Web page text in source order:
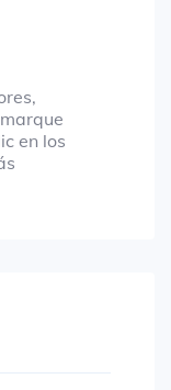
en los